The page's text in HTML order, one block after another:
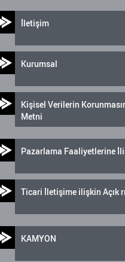
İletişim
Kurumsal
Kişisel Verilerin
Metni
Pazarlama Faaliyetlerine
Ticari İletişime ilişkin Açık
KAMYON